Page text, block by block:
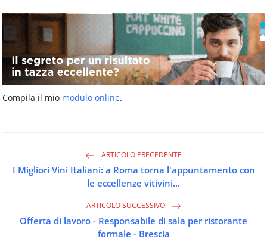
Compila il mio modulo online.
ARTICOLO PRECEDENTE
I Migliori Vini Italiani: a Roma torna l'appuntamento con
le eccellenze vitivini...
ARTICOLO SUCCESSIVO
Offerta di lavoro - Responsabile di sala per ristorante
formale - Brescia